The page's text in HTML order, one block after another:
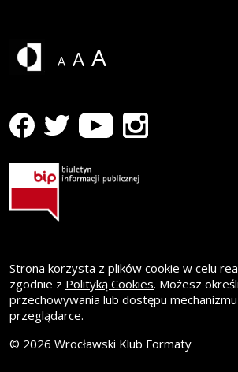
A A A
profil WK Formaty na Facebooku
Strona otwiera się w nowym oknie
profil WK Formaty na Twitterze
Strona otwiera się w nowym oknie
profil WK Formaty na
Strona otwiera się w
profil WK Formaty
Strona otwiera się
Strona korzysta z plików cookie w celu
zgodnie z Polityką Cookies. Możesz
przechowywania lub dostępu
przeglądarce.
© 2026 Wrocławski Klub Formaty